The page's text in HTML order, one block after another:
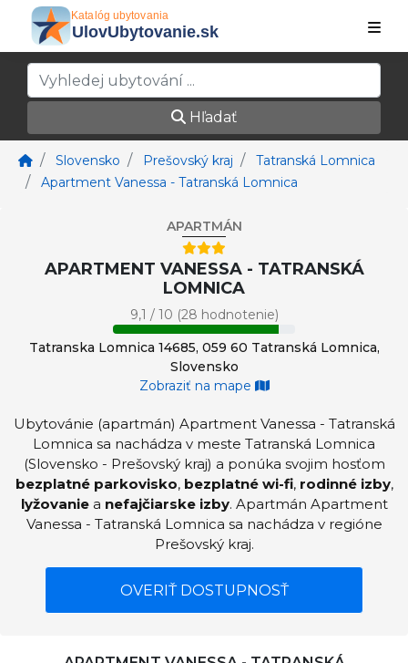
Hľadať
Slovensko Prešovský kraj
Tatranská Lomnica
Apartment Vanessa - Tatranská Lomnica
APARTMÁN
APARTMENT VANESSA - TATRANSKÁ
LOMNICA
9,1 / 10 (28 hodnotenie)
Tatranska Lomnica 14685, 059 60 Tatranská Lomnica,
Slovensko
Zobraziť na mape
Ubytovánie (apartmán) Apartment Vanessa - Tatranská
Lomnica sa nachádza v meste Tatranská Lomnica
(Slovensko - Prešovský kraj) a ponúka svojim hosťom
bezplatné parkovisko, bezplatné wi-fi, rodinné izby,
lyžovaniea nefajčiarske izby. Apartmán Apartment
Vanessa - Tatranská Lomnica sa nachádza v regióne
Prešovský kraj.
OVERIŤ DOSTUPNOSŤ